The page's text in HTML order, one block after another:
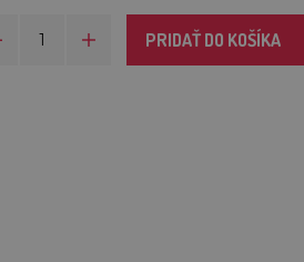
PRIDAŤ DO KOŠÍKA